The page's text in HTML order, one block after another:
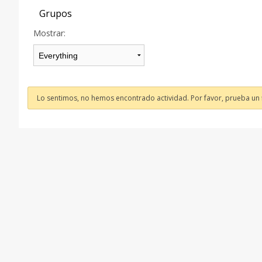
Grupos
Mostrar:
Lo sentimos, no hemos encontrado actividad. Por favor, prueba